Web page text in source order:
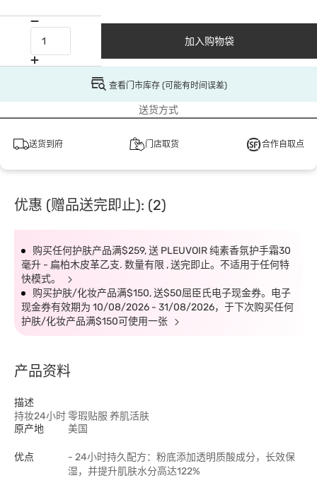
加入购物袋
查看门市库存 (可能有时间误差)
送货方式
送货到府 门店取货 合作自取点
优惠 (赠品送完即止): (2)
购买任何护肤产品满$259, 送 PLEUVOIR 纯素香氛护手霜30
毫升 - 扁柏木皮革乙支. 数量有限 , 送完即止。不适用于任何特
快模式。
购买护肤/化妆产品满$150, 送$50屈臣氏电子现金券。电子
现金券有效期为 10/08/2026 - 31/08/2026，于下次购买任何
护肤/化妆产品满$150可使用一张
产品资料
描述
持妆24小时 零瑕贴服 养肌活肤
原产地
美国
优点
- 24小时持久配方：粉底添加透明质酸成分，长效保
湿，并提升肌肤水分高达122%